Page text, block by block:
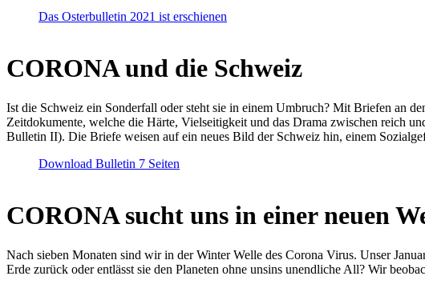
Das Osterbulletin 2021 ist erschienen
CORONA und die Schweiz
Ist die Schweiz ein Sonderfall oder steht sie in einem Umbruch? Mit Briefen an
Zeitdokumente, welche die Härte, Vielseitigkeit und das Drama zwischen reich
Bulletin II). Die Briefe weisen auf ein neues Bild der Schweiz hin, einem
Download Bulletin 7 Seiten
CORONA sucht uns in einer neuen
Nach sieben Monaten sind wir in der Winter Welle des Corona Virus. Unser
Erde zurück oder entlässt sie den Planeten ohne unsins unendliche All? Wir